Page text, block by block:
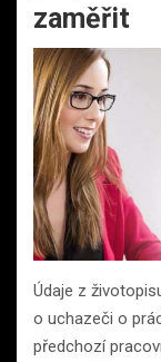
zaměřit
Údaje z
o uchazeči o
předchozí